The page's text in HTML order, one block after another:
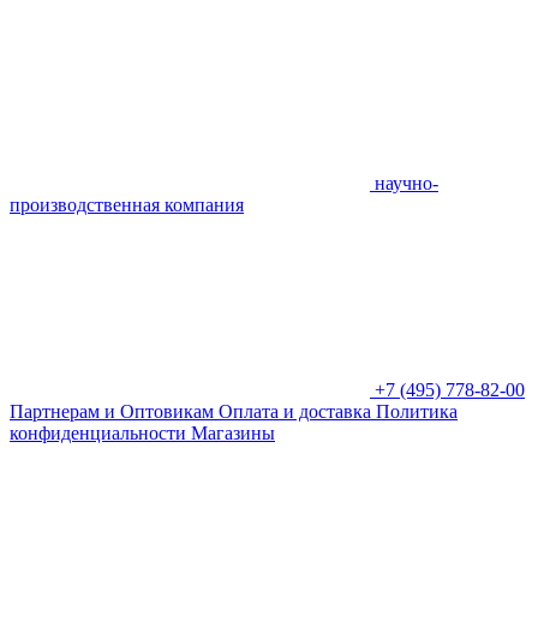
научно-
производственная компания
+7 (495) 778-82-00
Партнерам и Оптовикам Оплата и доставка Политика
конфиденциальности Магазины